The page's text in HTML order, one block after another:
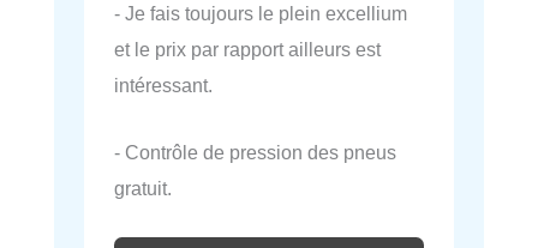
- Je fais toujours le plein excellium
et le prix par rapport ailleurs est
intéressant.
- Contrôle de pression des pneus
gratuit.